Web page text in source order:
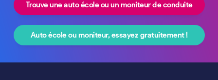
Trouve une auto école ou un moniteur de conduite
Auto école ou moniteur, essayez gratuitement !